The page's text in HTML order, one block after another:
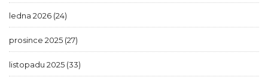
ledna 2026 (24)
prosince 2025 (27)
listopadu 2025 (33)